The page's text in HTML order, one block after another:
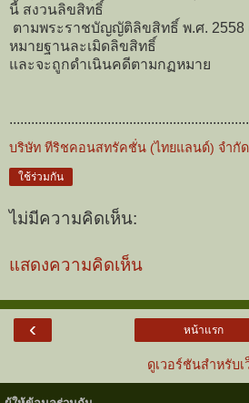
นี้ สงวนลิขสิทธิ์
ตามพระราชบัญญัติลิขสิทธิ์ พ.ศ. 2558
หมายฐานละเมิดลิขสิทธิ์
และจะถูกดำเนินคดีตามกฏหมาย
บริษัท ทีริชคอนสทรัคชั่น (ไทยแลนด์) จำกัด
ใช้ร่วมกัน
ไม่มีความคิดเห็น:
แสดงความคิดเห็น
‹ หน้าแรก
ดูเวอร์ชันสำหรับเ